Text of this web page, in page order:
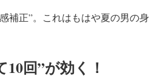
補正”。 これはもはや夏の男の身
回”が効く！